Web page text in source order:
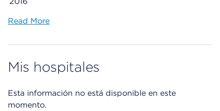
Read More
Mis hospitales
Esta información no está disponible en este
momento.